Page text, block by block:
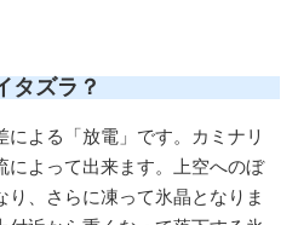
タズラ？
よる「放電」です。カミナリ
によって出来ます。上空へのぼ
り、さらに凍って氷晶となりま